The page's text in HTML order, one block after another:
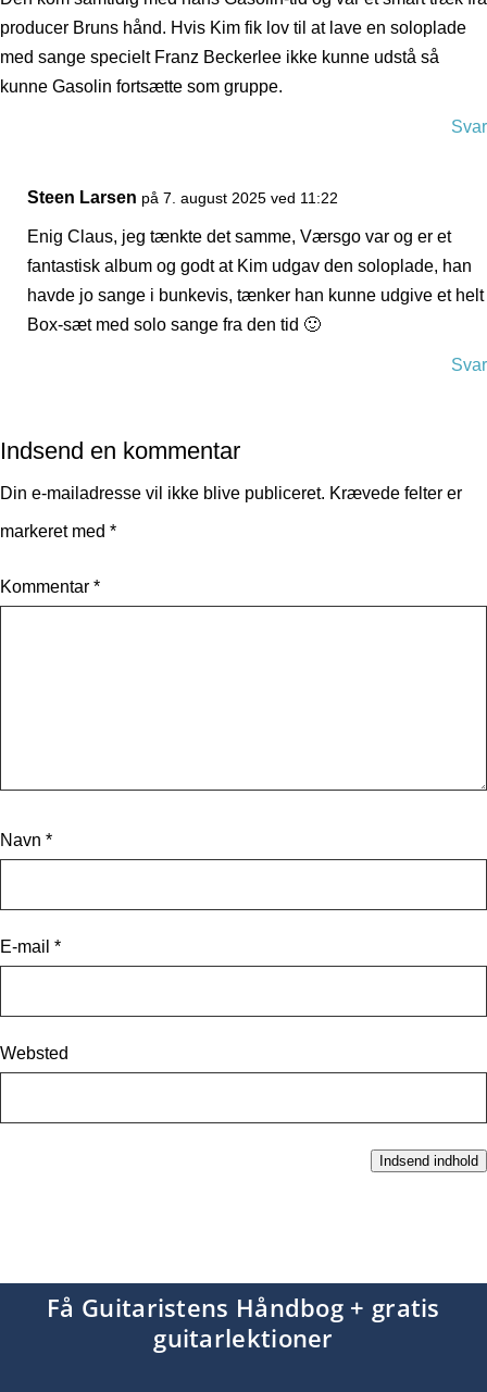
producer Bruns hånd. Hvis Kim fik lov til at lave en soloplade
med sange specielt Franz Beckerlee ikke kunne udstå så
kunne Gasolin fortsætte som gruppe.
Svar
Steen Larsen på 7. august 2025 ved 11:22
Enig Claus, jeg tænkte det samme, Værsgo var og er et
fantastisk album og godt at Kim udgav den soloplade, han
havde jo sange i bunkevis, tænker han kunne udgive et helt
Box-sæt med solo sange fra den tid 🙂
Svar
Indsend en kommentar
Din e-mailadresse vil ikke blive publiceret. Krævede felter er
markeret med *
Kommentar *
Navn *
E-mail *
Websted
Indsend indhold
Få Guitaristens Håndbog + gratis
guitarlektioner